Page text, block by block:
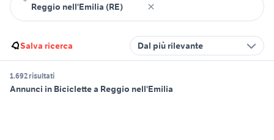
Salva ricerca Dal più rilevante
1.692 risultati
Annunci in Biciclette a Reggio nell'Emilia